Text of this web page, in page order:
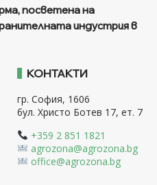
посветена на
индустрия в
КОНТАКТИ
гр. София, 1606
бул. Христо Ботев 17, ет. 7
+359 2 851 1821
agrozona@agrozona.bg
office@agrozona.bg